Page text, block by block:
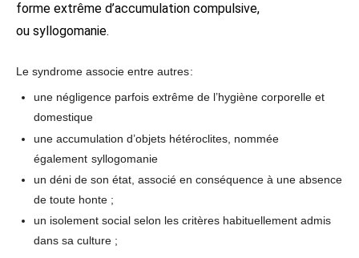
forme extrême d’accumulation compulsive,
ou syllogomanie.
Le syndrome associe entre autres:
une négligence parfois extrême de l’hygiène corporelle et
domestique
une accumulation d’objets hétéroclites, nommée
également syllogomanie
un déni de son état, associé en conséquence à une absence
de toute honte ;
un isolement social selon les critères habituellement admis
dans sa culture ;